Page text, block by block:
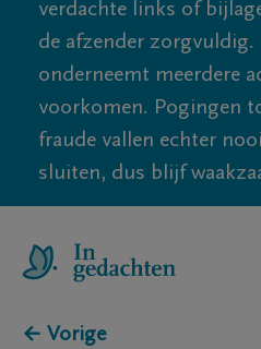
verdachte links of
de afzender zorgvuldig.
onderneemt meerdere
voorkomen. Pogingen
fraude vallen echter
sluiten, dus blijf
← Vorige